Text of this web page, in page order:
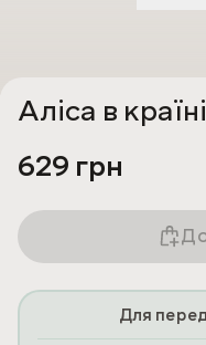
Аліса в
629 грн
Для